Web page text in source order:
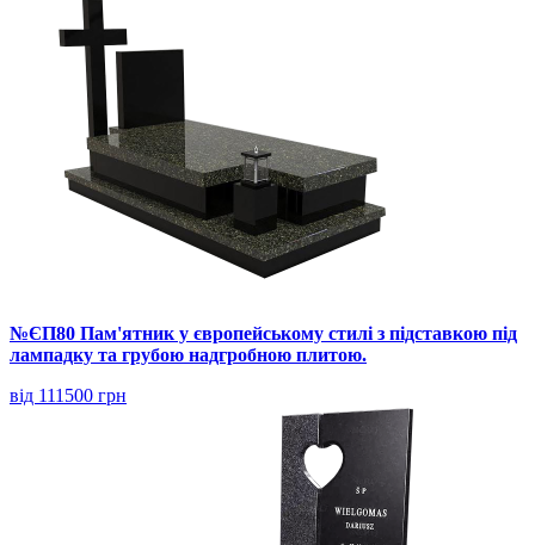
№ЄП80 Пам'ятник у європейському стилі з підставкою під
лампадку та грубою надгробною плитою.
від 111500 грн